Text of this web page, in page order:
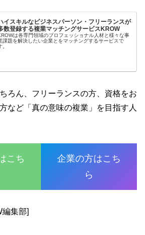
イスキルなビジネスパーソン・フリーランスが
数登録する複業マッチングサービスKROW
は各専門領域のプロフェッショナル人材と様々な事
課題を解決したい企業とをマッチングするサービスで
。
ろん、フリーランスの方、資格をお
など「真の意味の複業」を目指す人
こち
企業の方はこち
ら
集部]